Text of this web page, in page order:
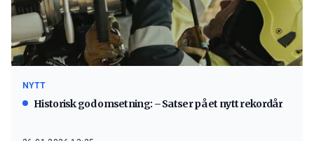
NYTT
Historisk god omsetning: – Satser på et nytt rekordår